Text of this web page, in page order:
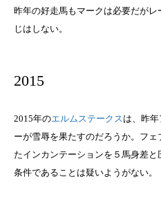
昨年の好走馬もマークは必要だが
じはしない。
2015
2015年のエルムステークスは、昨
ーが雪辱を果たすのだろうか。フ
たインカンテーションを５馬身差
条件であることは疑いようがない。